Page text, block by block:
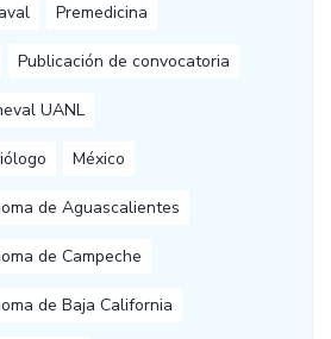
Premedicina
Publicación de convocatoria
UANL
México
de Aguascalientes
de Campeche
de Baja California